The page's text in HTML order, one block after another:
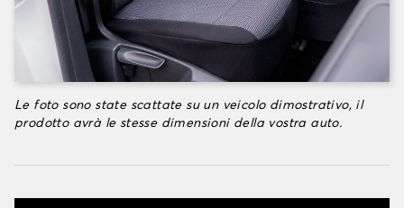
Le foto sono state scattate su un veicolo dimostrativo, il
prodotto avrà le stesse dimensioni della vostra auto.